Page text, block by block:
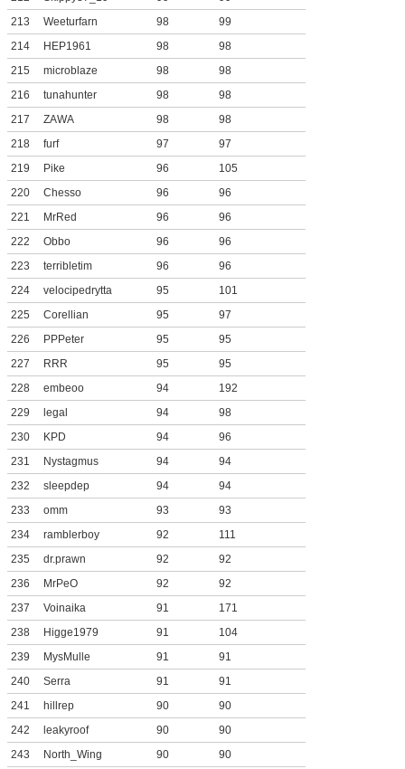
213
Weeturfarn 98
99
214
HEP1961 98
98
215
microblaze 98
98
216
tunahunter 98
98
217
ZAWA 98
98
218
furf 97
97
219
Pike 96
105
220
Chesso 96
96
221
MrRed 96
96
222
Obbo 96
96
223
terribletim 96
96
224
velocipedrytta 95
101
225
Corellian 95
97
226
PPPeter 95
95
227
RRR 95
95
228
embeoo 94
192
229
legal 94
98
230
KPD 94
96
231
Nystagmus 94
94
232
sleepdep 94
94
233
omm 93
93
234
ramblerboy 92
111
235
dr.prawn 92
92
236
MrPeO 92
92
237
Voinaika 91
171
238
Higge1979 91
104
239
MysMulle 91
91
240
Serra 91
91
241
hillrep 90
90
242
leakyroof 90
90
243
North_Wing 90
90